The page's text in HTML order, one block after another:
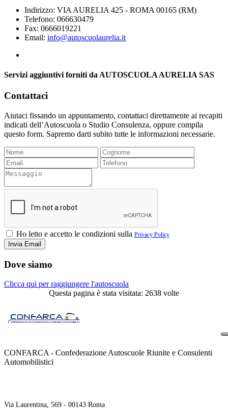
Indirizzo: VIA AURELIA 425 - ROMA 00165 (RM)
Telefono: 066630479
Fax: 0666019221
Email: info@autoscuolaurelia.it
Servizi aggiuntivi forniti da AUTOSCUOLA AURELIA SAS
Contattaci
Aiutaci fissando un appuntamento, contattaci direttamente ai recapiti
indicati dell’Autoscuola o Studio Consulenza, oppure compila
questo form. Sapremo darti subito tutte le informazioni necessarie.
Ho letto e accetto le condizioni sulla Privacy Policy
Dove siamo
Clicca qui per raggiungere l'autoscuola
Questa pagina è stata visitata: 2638 volte
CONFARCA - Confederazione Autoscuole Riunite e Consulenti
Automobilistici
Via Laurentina, 569 - 00143 Roma